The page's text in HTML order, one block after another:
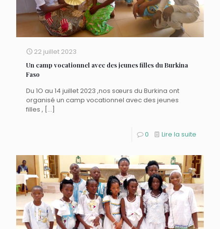
22 juillet 2023
Un camp vocationnel avec des jeunes filles du Burkina
Faso
Du 1O au 14 juillet 2023 ,nos sœurs du Burkina ont
organisé un camp vocationnel avec des jeunes
filles , […]
0 Lire la suite